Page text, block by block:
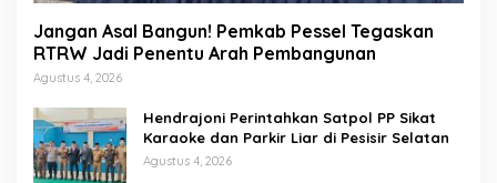
Jangan Asal Bangun! Pemkab Pessel Tegaskan
RTRW Jadi Penentu Arah Pembangunan
Agustus 4, 2026
Hendrajoni Perintahkan Satpol PP Sikat
Karaoke dan Parkir Liar di Pesisir Selatan
Agustus 4, 2026